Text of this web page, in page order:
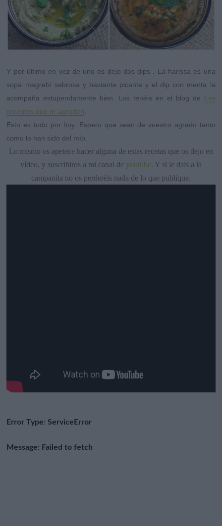
Y por último en vez de uno os dejo dos dips . La harissa es una
sopa magrebí sabrosa y bastante picante y el dip con menta la
acompaña estupendamente bien. Los tenéis en el blog de Les
receptes que m´agraden.
Esto es todo por hoy. Espero que sean de vuestro agrado tanto
como lo han sido del mío.
Lo mismo os apetece hacer alguna de estas recetas que os dejo en
vídeo, y suscribiros a mi canal de youtube. Y si le dais a la
campanita no os perderéis nada de lo que publique.